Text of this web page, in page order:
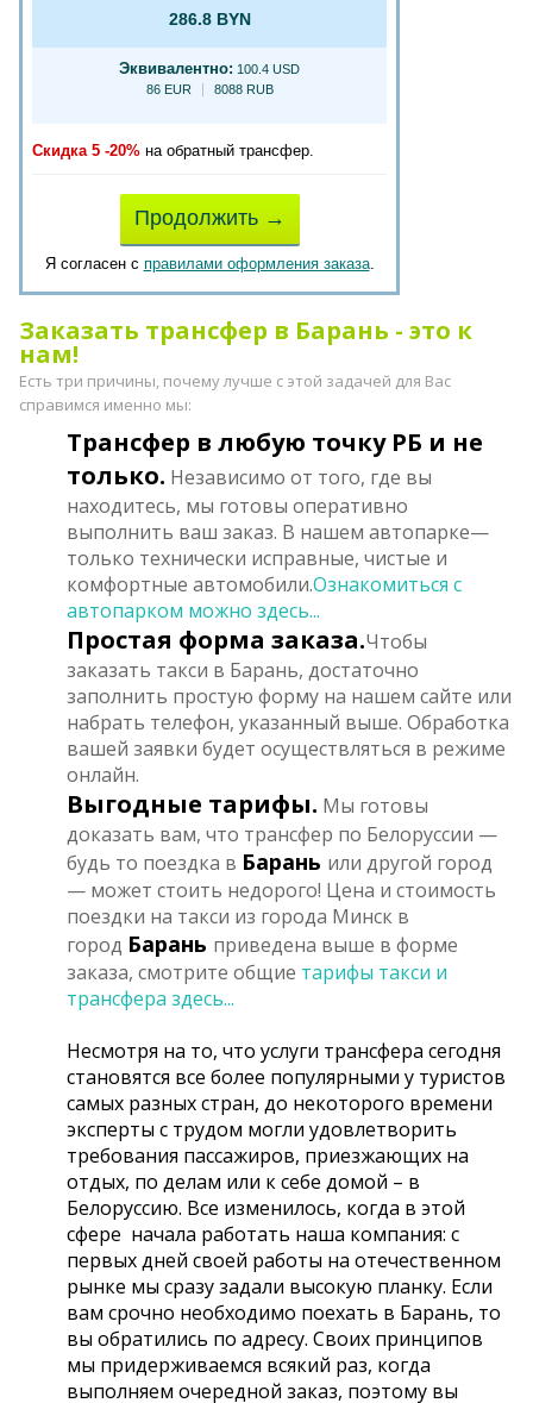
286.8 BYN
Эквивалентно: 100.4 USD
86 EUR
8088 RUB
Скидка 5 -20% на обратный трансфер.
Продолжить →
Я согласен с правилами оформления заказа.
Заказать трансфер в Барань - это к
нам!
Есть три причины, почему лучше с этой задачей для Вас
справимся именно мы:
Трансфер в любую точку РБ и не
только. Независимо от того, где вы
находитесь, мы готовы оперативно
выполнить ваш заказ. В нашем автопарке—
только технически исправные, чистые и
комфортные автомобили.Ознакомиться с
автопарком можно здесь...
Простая форма заказа.Чтобы
заказать такси в Барань, достаточно
заполнить простую форму на нашем сайте или
набрать телефон, указанный выше. Обработка
вашей заявки будет осуществляться в режиме
онлайн.
Выгодные тарифы. Мы готовы
доказать вам, что трансфер по Белоруссии —
будь то поездка в Барань или другой город
— может стоить недорого! Цена и стоимость
поездки на такси из города Минск в
город Барань приведена выше в форме
заказа, смотрите общие тарифы такси и
трансфера здесь...
Несмотря на то, что услуги трансфера сегодня
становятся все более популярными у туристов
самых разных стран, до некоторого времени
эксперты с трудом могли удовлетворить
требования пассажиров, приезжающих на
отдых, по делам или к себе домой – в
Белоруссию. Все изменилось, когда в этой
сфере начала работать наша компания: с
первых дней своей работы на отечественном
рынке мы сразу задали высокую планку. Если
вам срочно необходимо поехать в Барань, то
вы обратились по адресу. Своих принципов
мы придерживаемся всякий раз, когда
выполняем очередной заказ, поэтому вы